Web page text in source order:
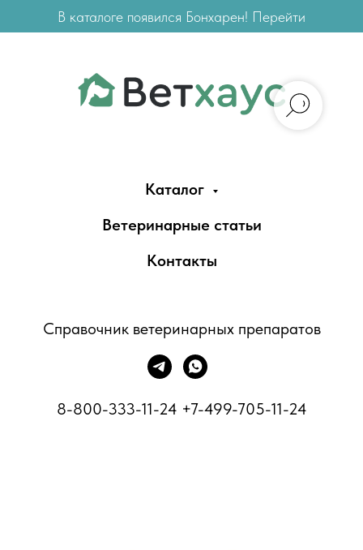
В каталоге появился Бонхарен! Перейти
Каталог
Ветеринарные статьи
Контакты
Справочник ветеринарных препаратов
8-800-333-11-24 +7-499-705-11-24